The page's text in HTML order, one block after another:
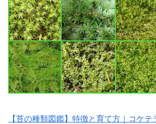
【苔の種類図鑑】特徴と育て方｜コケ